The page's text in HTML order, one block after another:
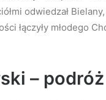
odwiedzał
łączyły młodego
–